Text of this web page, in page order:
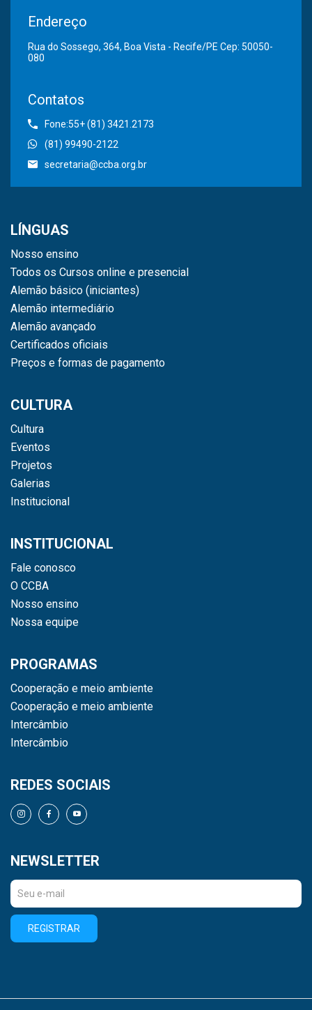
Endereço
Rua do Sossego, 364, Boa Vista - Recife/PE Cep: 50050-
080
Contatos
Fone:55+ (81) 3421.2173
(81) 99490-2122
secretaria@ccba.org.br
LÍNGUAS
Nosso ensino
Todos os Cursos online e presencial
Alemão básico (iniciantes)
Alemão intermediário
Alemão avançado
Certificados oficiais
Preços e formas de pagamento
CULTURA
Cultura
Eventos
Projetos
Galerias
Institucional
INSTITUCIONAL
Fale conosco
O CCBA
Nosso ensino
Nossa equipe
PROGRAMAS
Cooperação e meio ambiente
Cooperação e meio ambiente
Intercâmbio
Intercâmbio
REDES SOCIAIS
NEWSLETTER
REGISTRAR